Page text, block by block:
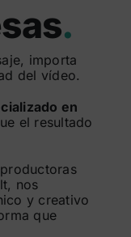
.
importa
del vídeo.
en
el resultado
nos
y creativo
que